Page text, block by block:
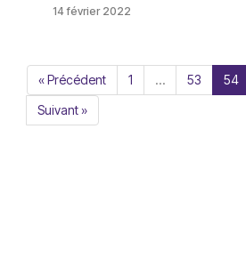
14 février 2022
« Précédent 1 … 53 54
Suivant »